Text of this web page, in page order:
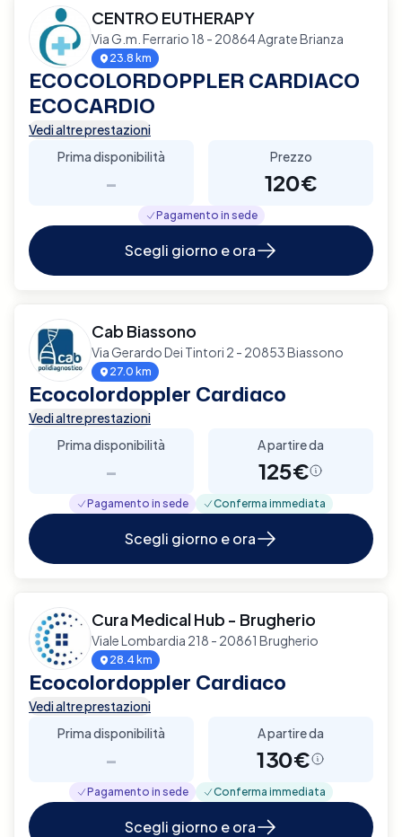
CENTRO EUTHERAPY
Via G.m. Ferrario 18 - 20864 Agrate Brianza
23.8 km
ECOCOLORDOPPLER CARDIACO
ECOCARDIO
Vedi altre prestazioni
Prima disponibilità
-
Prezzo
120€
Pagamento in sede
Scegli giorno e ora
Cab Biassono
Via Gerardo Dei Tintori 2 - 20853 Biassono
27.0 km
Ecocolordoppler Cardiaco
Vedi altre prestazioni
Prima disponibilità
-
A partire da
125€
Pagamento in sede Conferma immediata
Scegli giorno e ora
Cura Medical Hub - Brugherio
Viale Lombardia 218 - 20861 Brugherio
28.4 km
Ecocolordoppler Cardiaco
Vedi altre prestazioni
Prima disponibilità
-
A partire da
130€
Pagamento in sede Conferma immediata
Scegli giorno e ora